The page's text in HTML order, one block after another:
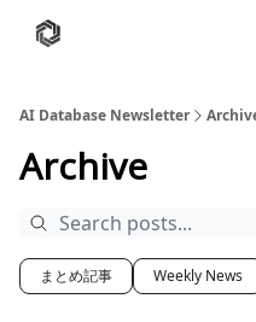
AI Database Newsletter
Archive
まとめ記事 Weekly News